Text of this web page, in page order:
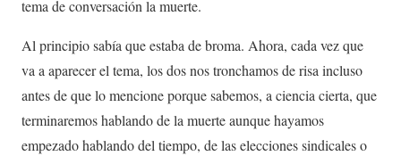
tema de conversación la muerte.
Al principio sabía que estaba de broma. Ahora, cada vez que
va a aparecer el tema, los dos nos tronchamos de risa incluso
antes de que lo mencione porque sabemos, a ciencia cierta, que
terminaremos hablando de la muerte aunque hayamos
empezado hablando del tiempo, de las elecciones sindicales o